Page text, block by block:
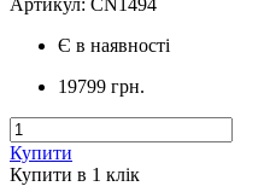
Артикул: CN1494
Є в наявності
19799 грн.
Купити
Купити в 1 клiк